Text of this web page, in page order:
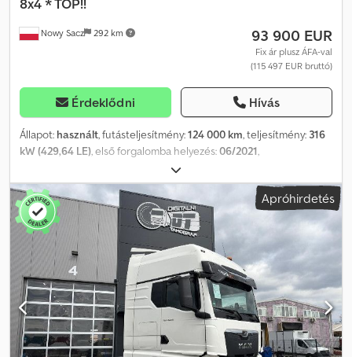
Nowy Sacz 292 km 93 900 EUR
Fix ár plusz ÁFA-val
(115 497 EUR bruttó)
Érdeklődni Hívás
Állapot: használt, futásteljesítmény:124 000 km, teljesítmény: 316
kW (429,64 LE) , első forgalomba helyezés:06/2021
, össztömeg:
3 tengely, szín:fehér, hajtástípus:automata, Gyártási év:2021,
Felszereltség:ABS, légkondicionálás
, MAN TGS 32.430 / 8x4
BETONKEVERŐ BALESETMENTES JÓ ÁLLAPOTÚ! ÉV: 2021
FUTÁSTELJESÍTMÉNY: 124 000 km FELSZERELTSÉG: Dcsdpfxjzr
Tfzo Af Rek ABS ELEKTROMOS ABLAKOK ELEKTROMOS TÜKRÖK
SZERVOKORMÁNY TAHOMÉTER MOTORFÉK TELJES TÖMEG: 32
000 kg GUMI MÉRET: 13R22,5 TENGELYTÁV: 180/255/140 cm RUGÓS
FELFÜGGESZTÉS MINDkÉT TENGELYEN TEL: KUBA – lengyel,
angol, német, olasz SEBASTIAN – lengyel, német, olasz, … LASZLO –
magyar COSTEL – román (a román nyelven az exporttal
kapcsolatos összes ügyintézést elvégezzük, beleértve a
Apróhirdetés